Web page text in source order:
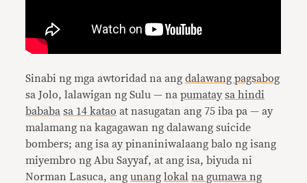
Sinabi ng mga awtoridad na angdalawang pagsabog
sa Jolo, lalawigan ng Sulu — napumatay sa hindi
bababa sa 14 katao at nasugatan ang 75 iba pa — ay
malamang na kagagawan ng dalawang suicide
bombers; ang isa ay pinaniniwalaang balo ng isang
miyembro ng Abu Sayyaf, at ang isa, biyuda ni
Norman Lasuca, angunang lokal na gumawa ng